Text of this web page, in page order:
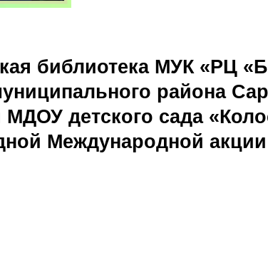
библиотека МУК «РЦ
района
детского сада
Международной